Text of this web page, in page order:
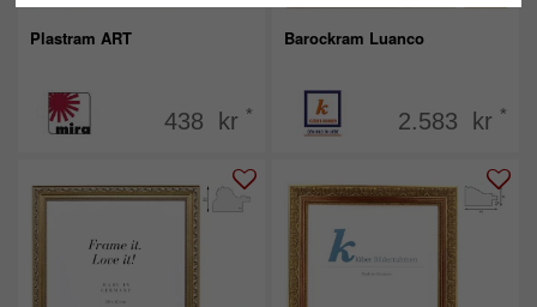
Plastram ART
438 kr *
Barockram Luanco
2.583 kr *